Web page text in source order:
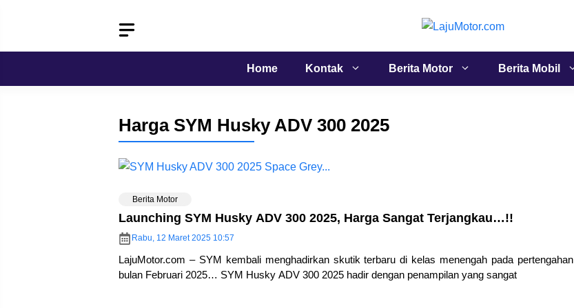
Home Kontak Berita Motor Berita Mobil
Harga SYM Husky ADV 300 2025
Berita Motor
Launching SYM Husky ADV 300 2025, Harga Sangat Terjangkau…!!
Rabu, 12 Maret 2025 10:57
LajuMotor.com – SYM kembali menghadirkan skutik terbaru di kelas menengah pada pertengahan
bulan Februari 2025… SYM Husky ADV 300 2025 hadir dengan penampilan yang sangat